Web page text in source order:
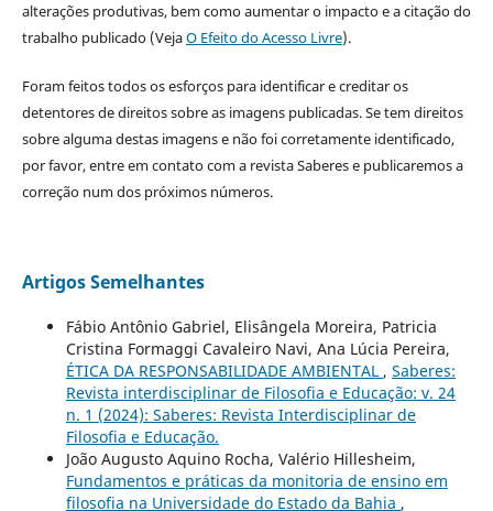
alterações produtivas, bem como aumentar o impacto e a citação do
trabalho publicado (VejaO Efeito do Acesso Livre).
Foram feitos todos os esforços para identificar e creditar os
detentores de direitos sobre as imagens publicadas. Se tem direitos
sobre alguma destas imagens e não foi corretamente identificado,
por favor, entre em contato com a revista Saberes e publicaremos a
correção num dos próximos números.
Artigos Semelhantes
Fábio Antônio Gabriel, Elisângela Moreira, Patricia
Cristina Formaggi Cavaleiro Navi, Ana Lúcia Pereira,
ÉTICA DA RESPONSABILIDADE AMBIENTAL , Saberes:
Revista interdisciplinar de Filosofia e Educação: v. 24
n. 1 (2024): Saberes: Revista Interdisciplinar de
Filosofia e Educação.
João Augusto Aquino Rocha, Valério Hillesheim,
Fundamentos e práticas da monitoria de ensino em
filosofia na Universidade do Estado da Bahia ,